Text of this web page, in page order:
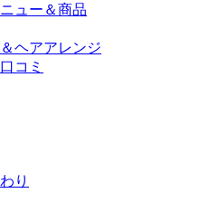
ュー＆商品
ヘアアレンジ
コミ
り